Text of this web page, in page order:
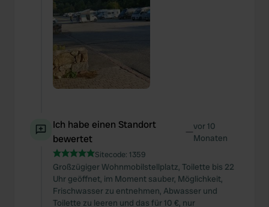
Ich habe einen Standort
bewertet
—vor 10
Monaten
Sitecode: 1359
Großzügiger Wohnmobilstellplatz, Toilette bis 22
Uhr geöffnet, im Moment sauber, Möglichkeit,
Frischwasser zu entnehmen, Abwasser und
Toilette zu leeren und das für 10 €, nur